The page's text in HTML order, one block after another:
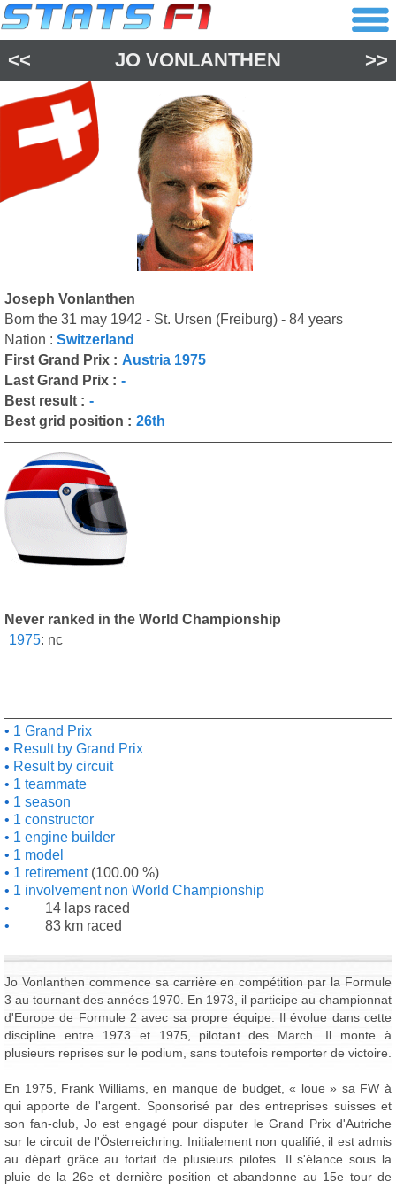
<< JO VONLANTHEN >>
Joseph Vonlanthen
Born the 31 may 1942 - St. Ursen (Freiburg) - 84 years
Nation : Switzerland
First Grand Prix : Austria 1975
Last Grand Prix : -
Best result : -
Best grid position : 26th
Never ranked in the World Championship
1975: nc
1 Grand Prix
Result by Grand Prix
Result by circuit
1 teammate
1 season
1 constructor
1 engine builder
1 model
1 retirement (100.00 %)
1 involvement non World Championship
14 laps raced
83 km raced
Jo Vonlanthen commence sa carrière en compétition par la Formule
3 au tournant des années 1970. En 1973, il participe au championnat
d'Europe de Formule 2 avec sa propre équipe. Il évolue dans cette
discipline entre 1973 et 1975, pilotant des March. Il monte à
plusieurs reprises sur le podium, sans toutefois remporter de victoire.
En 1975, Frank Williams, en manque de budget, « loue » sa FW à
qui apporte de l'argent. Sponsorisé par des entreprises suisses et
son fan-club, Jo est engagé pour disputer le Grand Prix d'Autriche
sur le circuit de l'Österreichring. Initialement non qualifié, il est admis
au départ grâce au forfait de plusieurs pilotes. Il s'élance sous la
pluie de la 26e et dernière position et abandonne au 15e tour de